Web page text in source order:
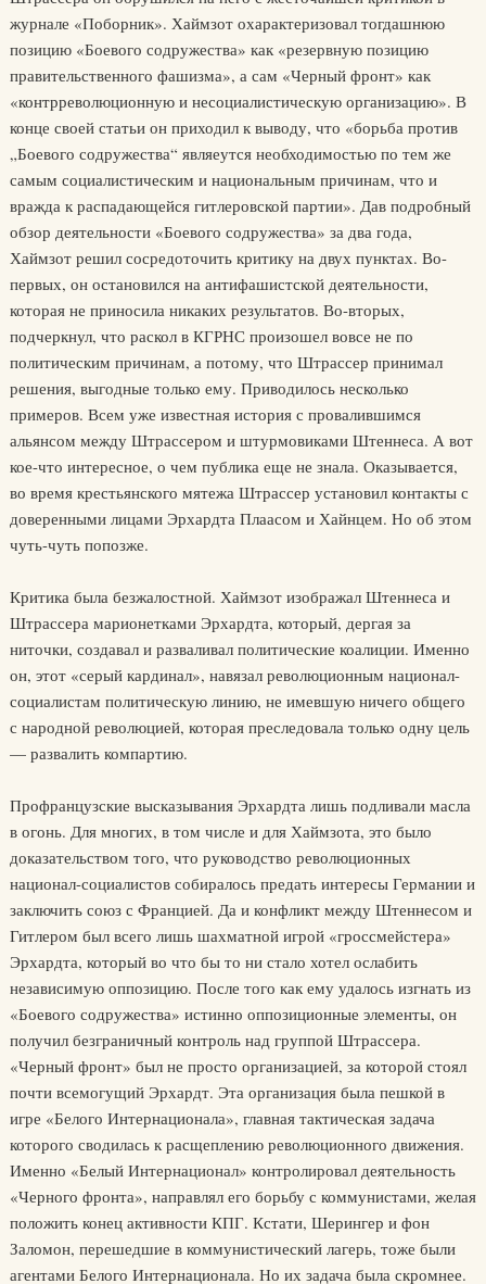
журнале «Поборник». Хаймзот охарактеризовал тогдашнюю
позицию «Боевого содружества» как «резервную позицию
правительственного фашизма», а сам «Черный фронт» как
«контрреволюционную и несоциалистическую организацию». В
конце своей статьи он приходил к выводу, что «борьба против
„Боевого содружества“ являеутся необходимостью по тем же
самым социалистическим и национальным причинам, что и
вражда к распадающейся гитлеровской партии». Дав подробный
обзор деятельности «Боевого содружества» за два года,
Хаймзот решил сосредоточить критику на двух пунктах. Во-
первых, он остановился на антифашистской деятельности,
которая не приносила никаких результатов. Во-вторых,
подчеркнул, что раскол в КГРНС произошел вовсе не по
политическим причинам, а потому, что Штрассер принимал
решения, выгодные только ему. Приводилось несколько
примеров. Всем уже известная история с провалившимся
альянсом между Штрассером и штурмовиками Штеннеса. А вот
кое-что интересное, о чем публика еще не знала. Оказывается,
во время крестьянского мятежа Штрассер установил контакты с
доверенными лицами Эрхардта Плаасом и Хайнцем. Но об этом
чуть-чуть попозже.
Критика была безжалостной. Хаймзот изображал Штеннеса и
Штрассера марионетками Эрхардта, который, дергая за
ниточки, создавал и разваливал политические коалиции. Именно
он, этот «серый кардинал», навязал революционным национал-
социалистам политическую линию, не имевшую ничего общего
с народной революцией, которая преследовала только одну цель
— развалить компартию.
Профранцузские высказывания Эрхардта лишь подливали масла
в огонь. Для многих, в том числе и для Хаймзота, это было
доказательством того, что руководство революционных
национал-социалистов собиралось предать интересы Германии и
заключить союз с Францией. Да и конфликт между Штеннесом и
Гитлером был всего лишь шахматной игрой «гроссмейстера»
Эрхардта, который во что бы то ни стало хотел ослабить
независимую оппозицию. После того как ему удалось изгнать из
«Боевого содружества» истинно оппозиционные элементы, он
получил безграничный контроль над группой Штрассера.
«Черный фронт» был не просто организацией, за которой стоял
почти всемогущий Эрхардт. Эта организация была пешкой в
игре «Белого Интернационала», главная тактическая задача
которого сводилась к расщеплению революционного движения.
Именно «Белый Интернационал» контролировал деятельность
«Черного фронта», направлял его борьбу с коммунистами, желая
положить конец активности КПГ. Кстати, Шерингер и фон
Заломон, перешедшие в коммунистический лагерь, тоже были
агентами Белого Интернационала. Но их задача была скромнее.